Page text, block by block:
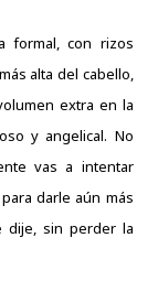
formal, con rizos
alta del cabello,
extra en la
y angelical. No
vas a intentar
darle aún más
dije, sin perder la